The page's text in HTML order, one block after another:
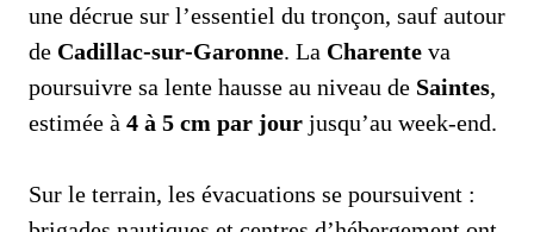
une décrue sur l’essentiel du tronçon, sauf autour
de Cadillac‑sur‑Garonne. La Charente va
poursuivre sa lente hausse au niveau de Saintes,
estimée à 4 à 5 cm par jour jusqu’au week‑end.
Sur le terrain, les évacuations se poursuivent :